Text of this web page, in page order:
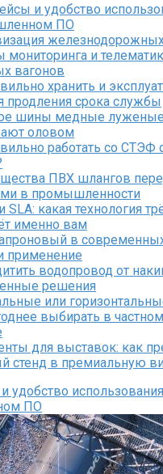
и удобство
ПО
мониторинга и
вагонов
хранить и
продления срока службы
шины медные
оловом
работать со СТЭФ
ПВХ шлангов
в промышленности
SLA: какая технология
именно вам
в
применение
водопровод от
решения
или
выбирать в
для выставок: как
стенд в премиальную
удобство
ПО